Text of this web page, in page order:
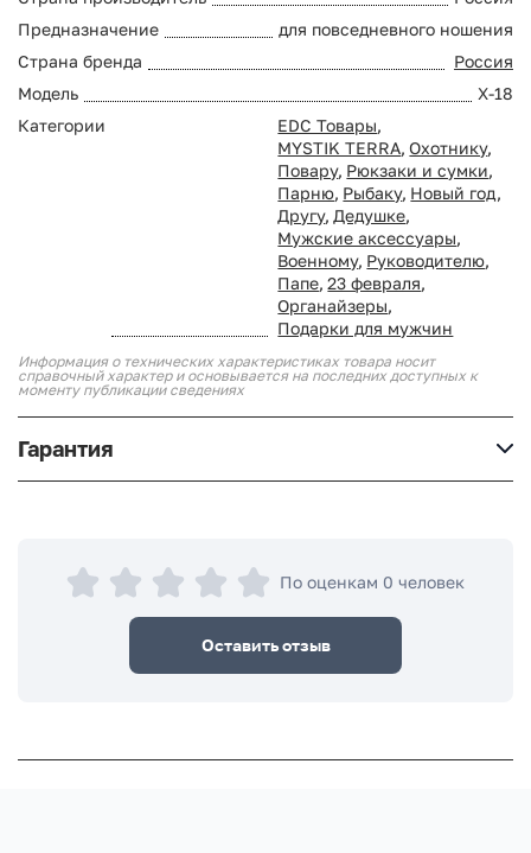
Предназначение
для повседневного ношения
Страна бренда
Россия
Модель
X-18
Категории
EDC Товары,
MYSTIK TERRA, Охотнику,
Повару, Рюкзаки и сумки,
Парню, Рыбаку, Новый год,
Другу, Дедушке,
Мужские аксессуары,
Военному, Руководителю,
Папе, 23 февраля,
Органайзеры,
Подарки для мужчин
Информация о технических характеристиках товара носит
справочный характер и основывается на последних доступных к
моменту публикации сведениях
Гарантия
По оценкам 0 человек
Оставить отзыв